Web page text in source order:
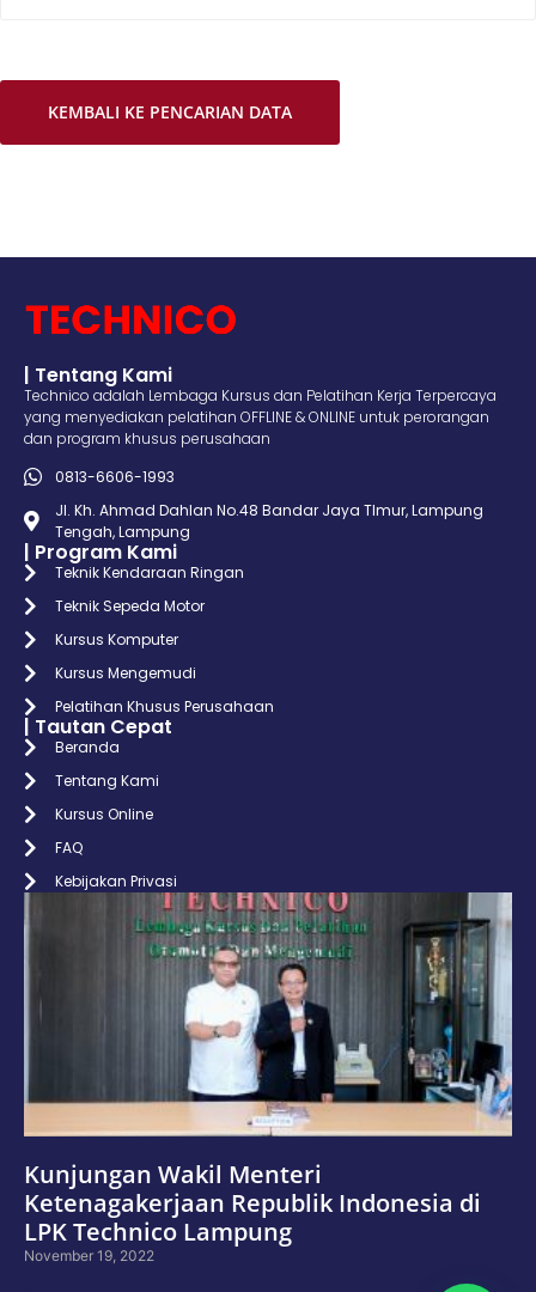
KEMBALI KE PENCARIAN DATA
| Tentang Kami
Technico adalah Lembaga Kursus dan Pelatihan Kerja Terpercaya
yang menyediakan pelatihan OFFLINE & ONLINE untuk perorangan
dan program khusus perusahaan
0813-6606-1993
Jl. Kh. Ahmad Dahlan No.48 Bandar Jaya TImur, Lampung
Tengah, Lampung
| Program Kami
Teknik Kendaraan Ringan
Teknik Sepeda Motor
Kursus Komputer
Kursus Mengemudi
Pelatihan Khusus Perusahaan
| Tautan Cepat
Beranda
Tentang Kami
Kursus Online
FAQ
Kebijakan Privasi
Kunjungan Wakil Menteri
Ketenagakerjaan Republik Indonesia di
LPK Technico Lampung
November 19, 2022